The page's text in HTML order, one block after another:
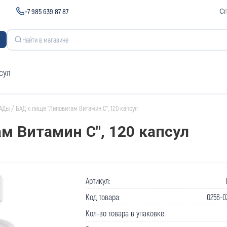
+7 985 639 87 87
/ БАД к пище "Липовитам Витамин С", 120 капсул
Витамин С", 120 капсул
Артикул:
Код товара:
0256-
Кол-во товара в упаковке: